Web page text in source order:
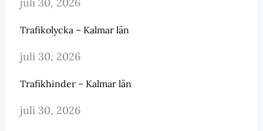
juli 30, 2026
Trafikolycka – Kalmar län
juli 30, 2026
Trafikhinder – Kalmar län
juli 30, 2026